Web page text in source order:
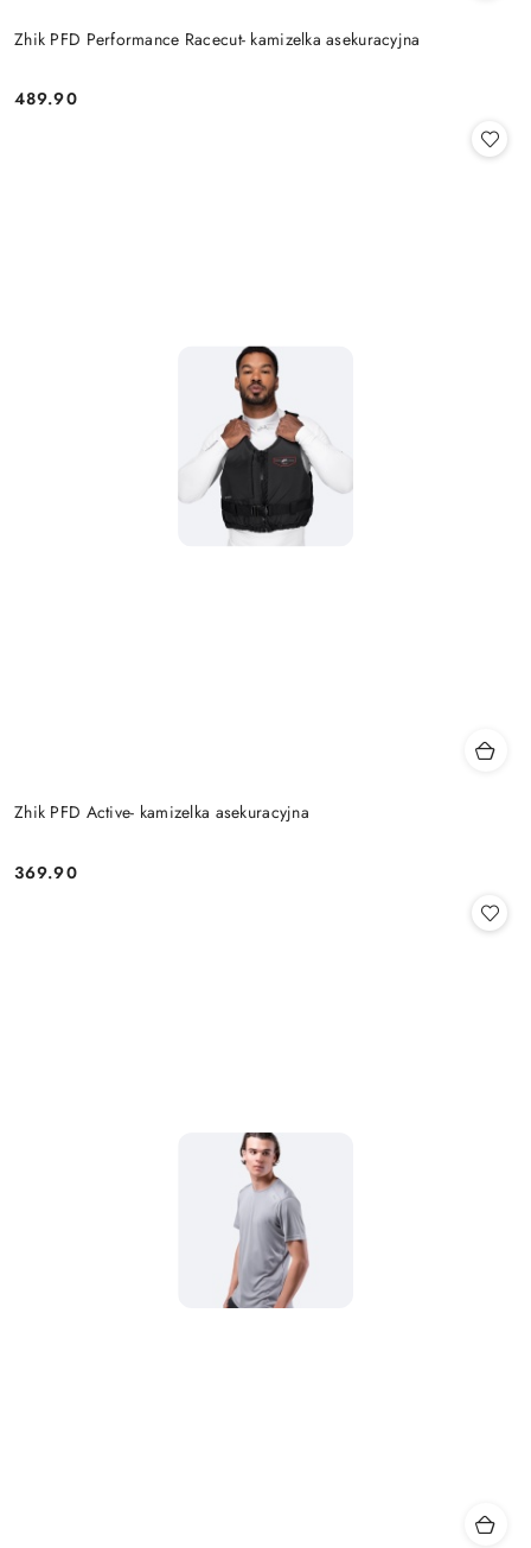
Zhik PFD Performance Racecut- kamizelka asekuracyjna
Cena:
489.90
Zhik PFD Active- kamizelka asekuracyjna
Cena:
369.90